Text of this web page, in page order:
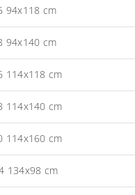
94x118 cm
94x140 cm
114x118 cm
114x140 cm
114x160 cm
134x98 cm